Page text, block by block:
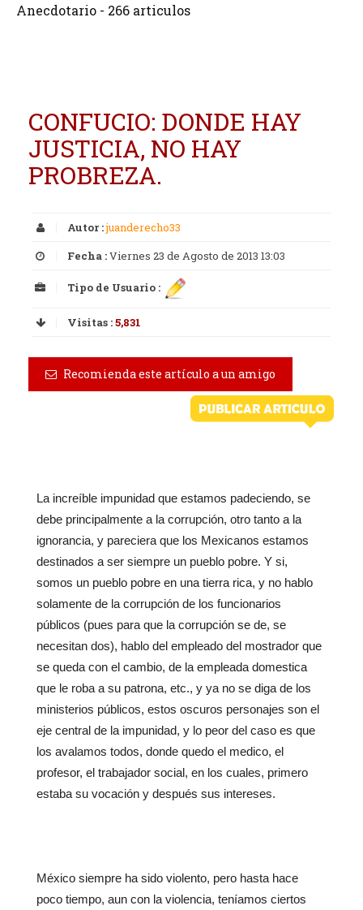
Anecdotario - 266 articulos
CONFUCIO: DONDE HAY
JUSTICIA, NO HAY
PROBREZA.
Autor :juanderecho33
Fecha :Viernes 23 de Agosto de 2013 13:03
Tipo de Usuario :
Visitas :5,831
Recomienda este artículo a un amigo
La increíble impunidad que estamos padeciendo, se
debe principalmente a la corrupción, otro tanto a la
ignorancia, y pareciera que los Mexicanos estamos
destinados a ser siempre un pueblo pobre. Y si,
somos un pueblo pobre en una tierra rica, y no hablo
solamente de la corrupción de los funcionarios
públicos (pues para que la corrupción se de, se
necesitan dos), hablo del empleado del mostrador que
se queda con el cambio, de la empleada domestica
que le roba a su patrona, etc., y ya no se diga de los
ministerios públicos, estos oscuros personajes son el
eje central de la impunidad, y lo peor del caso es que
los avalamos todos, donde quedo el medico, el
profesor, el trabajador social, en los cuales, primero
estaba su vocación y después sus intereses.
México siempre ha sido violento, pero hasta hace
poco tiempo, aun con la violencia, teníamos ciertos